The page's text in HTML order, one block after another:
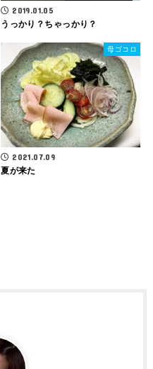
2019.01.05
うっかり？ちゃっかり？
母ゴコロ
2021.07.09
夏が来た